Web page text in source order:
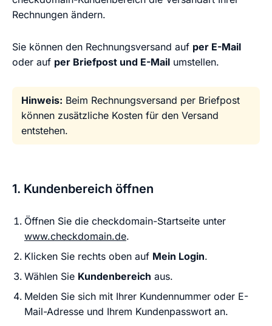
Rechnungen ändern.
Sie können den Rechnungsversand auf per E-Mail
oder auf per Briefpost und E-Mail umstellen.
Hinweis: Beim Rechnungsversand per Briefpost
können zusätzliche Kosten für den Versand
entstehen.
1. Kundenbereich öffnen
Öffnen Sie die checkdomain-Startseite unter
www.checkdomain.de.
Klicken Sie rechts oben auf Mein Login.
Wählen Sie Kundenbereich aus.
Melden Sie sich mit Ihrer Kundennummer oder E-
Mail-Adresse und Ihrem Kundenpasswort an.